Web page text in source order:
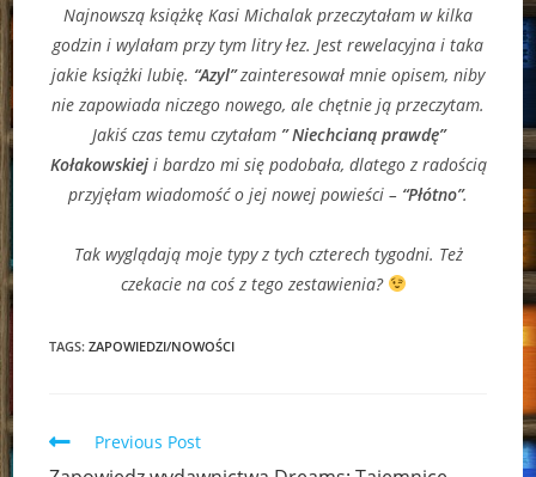
Najnowszą książkę Kasi Michalak przeczytałam w kilka
godzin i wylałam przy tym litry łez. Jest rewelacyjna i taka
jakie książki lubię. “Azyl”zainteresował mnie opisem, niby
nie zapowiada niczego nowego, ale chętnie ją przeczytam.
Jakiś czas temu czytałam ” Niechcianą prawdę”
Kołakowskiej i bardzo mi się podobała, dlatego z radością
przyjęłam wiadomość o jej nowej powieści – “Płótno”.
Tak wyglądają moje typy z tych czterech tygodni. Też
czekacie na coś z tego zestawienia?
TAGS:ZAPOWIEDZI/NOWOŚCI
Read
Previous Post